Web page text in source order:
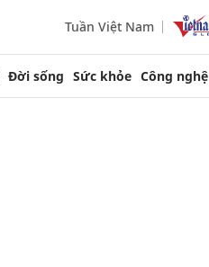
Tuần Việt Nam
Đời sống Sức khỏe Công nghệ